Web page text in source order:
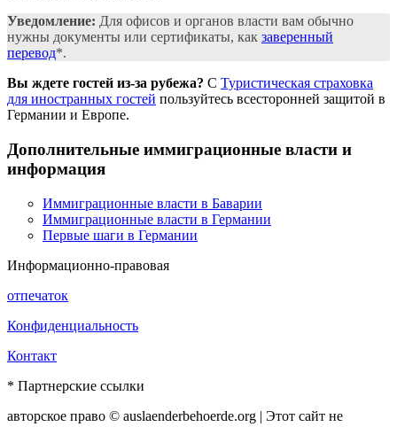
Уведомление: Для офисов и органов власти вам обычно
нужны документы или сертификаты, как заверенный
перевод*.
Вы ждете гостей из-за рубежа? С Туристическая страховка
для иностранных гостей пользуйтесь всесторонней защитой в
Германии и Европе.
Дополнительные иммиграционные власти и
информация
Иммиграционные власти в Баварии
Иммиграционные власти в Германии
Первые шаги в Германии
Информационно-правовая
отпечаток
Конфиденциальность
Контакт
* Партнерские ссылки
авторское право © auslaenderbehoerde.org | Этот сайт не